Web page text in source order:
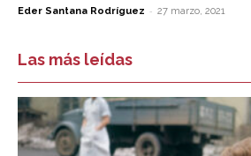
Eder Santana Rodríguez - 27 marzo, 2021
Las más leídas